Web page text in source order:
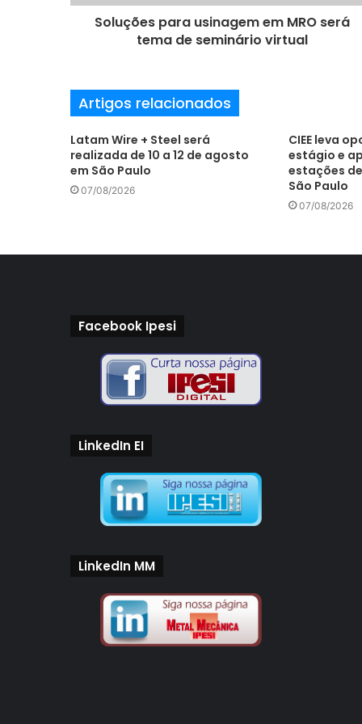
o
a
i
l
Soluções para usinagem em MRO será
tema de seminário virtual
Artigos relacionados
Latam Wire + Steel será
realizada de 10 a 12 de agosto
em São Paulo
07/08/2026
CIEE leva
estágio e
estações
São Paulo
07/08/2026
Facebook Ipesi
LinkedIn EI
LinkedIn MM